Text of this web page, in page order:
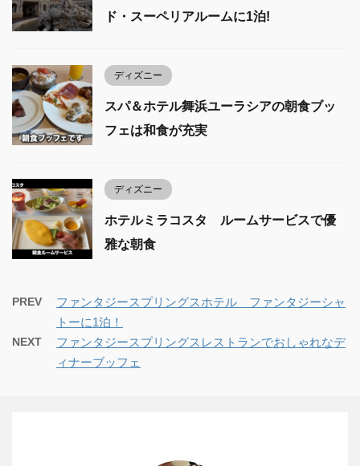
ド・スーペリアルームに1泊!
ディズニー
スパ＆ホテル舞浜ユーラシアの朝食ブッ
フェは和食が充実
ディズニー
ホテルミラコスタ ルームサービスで優
雅な朝食
PREV
ファンタジースプリングスホテル ファンタジーシャ
トーに1泊！
NEXT
ファンタジースプリングスレストランでおしゃれなデ
ィナーブッフェ